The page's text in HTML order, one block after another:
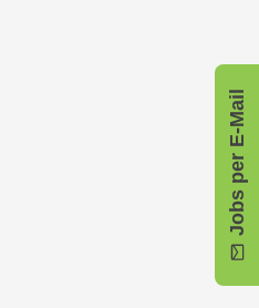
Jobs per E-Mail